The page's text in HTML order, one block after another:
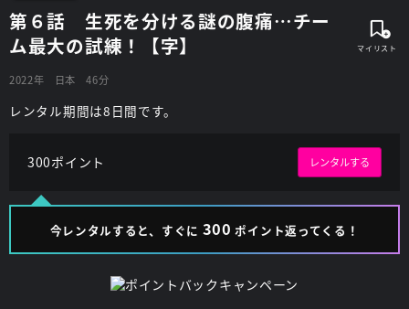
第６話 生死を分ける謎の腹痛…チー
ム最大の試練！【字】
2022年 日本 46分
レンタル期間は8日間です。
300ポイント レンタルする
今レンタルすると、すぐに 300 ポイント返ってくる！